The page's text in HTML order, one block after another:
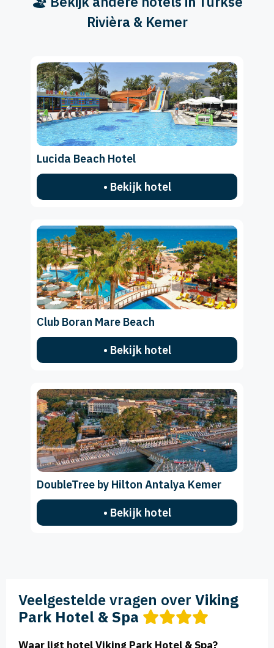
Rivièra & Kemer
Lucida Beach Hotel
• Bekijk hotel
Club Boran Mare Beach
• Bekijk hotel
DoubleTree by Hilton Antalya Kemer
• Bekijk hotel
Veelgestelde vragen over Viking
Park Hotel & Spa
Waar ligt hotel Viking Park Hotel & Spa?